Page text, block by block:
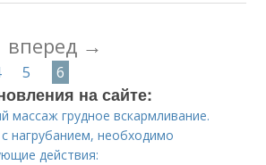
вперед →
5 6
на сайте:
массаж грудное вскармливание.
нагрубанием, необходимо
действия: